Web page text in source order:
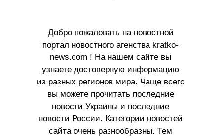
Добро пожаловать на новостной
портал новостного агенства kratko-
news.com ! На нашем сайте вы
узнаете достоверную информацию
из разных регионов мира. Чаще всего
вы можете прочитать последние
новости Украины и последние
новости России. Категории новостей
сайта очень разнообразны. Тем